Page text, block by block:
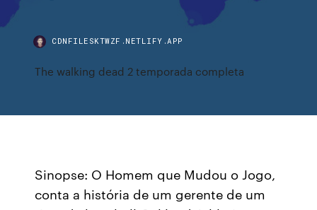
CDNFILESKTWZF.NETLIFY.APP
The walking dead 2 temporada completa
Sinopse: O Homem que Mudou o Jogo,
conta a história de um gerente de um